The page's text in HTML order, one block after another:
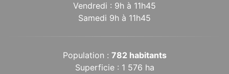
Vendredi : 9h à 11h45
Samedi 9h à 11h45
Population : 782 habitants
Superficie : 1 576 ha